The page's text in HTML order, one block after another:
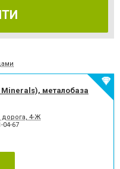
металобаза
дорога, 4-Ж
04-67